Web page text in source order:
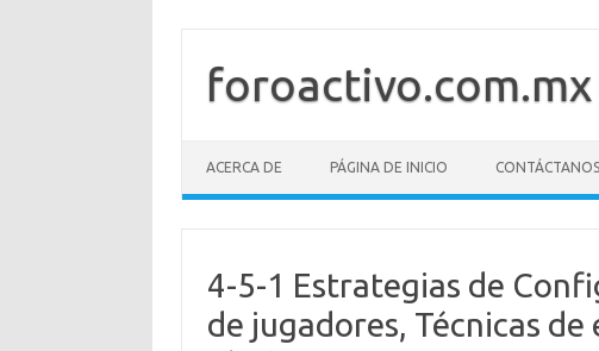
contentforoactivo.com.mx
ACERCA DE PÁGINA DE INICIO CONTÁCTANOS
4-5-1 Estrategias de
de jugadores, Técnicas